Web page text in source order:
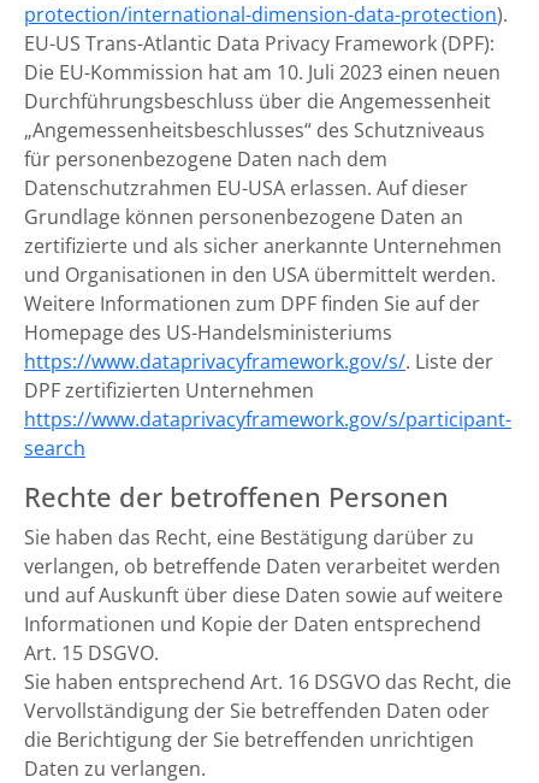
protection/international-dimension-data-protection).
EU-US Trans-Atlantic Data Privacy Framework (DPF):
Die EU-Kommission hat am 10. Juli 2023 einen neuen
Durchführungsbeschluss über die Angemessenheit
„Angemessenheitsbeschlusses“ des Schutzniveaus
für personenbezogene Daten nach dem
Datenschutzrahmen EU-USA erlassen. Auf dieser
Grundlage können personenbezogene Daten an
zertifizierte und als sicher anerkannte Unternehmen
und Organisationen in den USA übermittelt werden.
Weitere Informationen zum DPF finden Sie auf der
Homepage des US-Handelsministeriums
https://www.dataprivacyframework.gov/s/. Liste der
DPF zertifizierten Unternehmen
https://www.dataprivacyframework.gov/s/participant-
search
Rechte der betroffenen Personen
Sie haben das Recht, eine Bestätigung darüber zu
verlangen, ob betreffende Daten verarbeitet werden
und auf Auskunft über diese Daten sowie auf weitere
Informationen und Kopie der Daten entsprechend
Art. 15 DSGVO.
Sie haben entsprechend Art. 16 DSGVO das Recht, die
Vervollständigung der Sie betreffenden Daten oder
die Berichtigung der Sie betreffenden unrichtigen
Daten zu verlangen.